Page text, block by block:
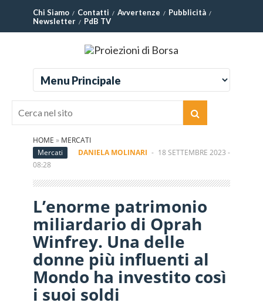
Chi Siamo Contatti Avvertenze
Pubblicità
Newsletter
PdB TV
HOME » MERCATI
Mercati
DANIELA MOLINARI - 18 SETTEMBRE 2023 -
08:28
L’enorme patrimonio
miliardario di Oprah
Winfrey. Una delle
donne più influenti al
Mondo ha investito così
i suoi soldi